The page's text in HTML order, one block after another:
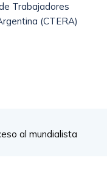
Trabajadores
(CTERA)